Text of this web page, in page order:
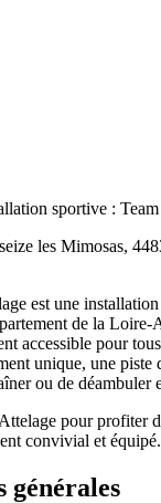
sportive :
les Mimosas,
est une
de la Loire-
accessible pour
unique, une piste
ou de déambuler
pour profiter
convivial et équipé.